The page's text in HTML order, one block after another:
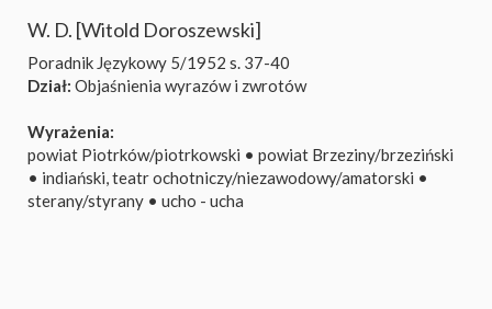
W. D. [Witold Doroszewski]
Poradnik Językowy 5/1952 s. 37-40
Dział: Objaśnienia wyrazów i zwrotów
Wyrażenia:
powiat Piotrków/piotrkowski • powiat Brzeziny/brzeziński
• indiański, teatr ochotniczy/niezawodowy/amatorski •
sterany/styrany • ucho - ucha